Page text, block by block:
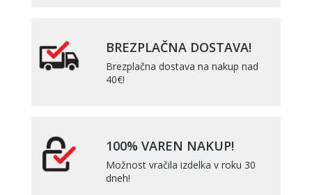
BREZPLAČNA DOSTAVA!
Brezplačna dostava na nakup nad
40€!
100% VAREN NAKUP!
Možnost vračila izdelka v roku 30
dneh!